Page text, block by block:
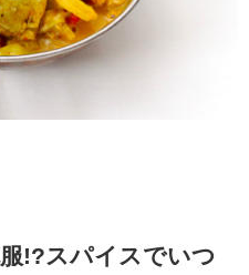
!?スパイスでいつ